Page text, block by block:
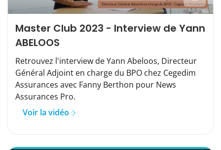
Master Club 2023 - Interview de Yann
ABELOOS
Retrouvez l'interview de Yann Abeloos, Directeur
Général Adjoint en charge du BPO chez Cegedim
Assurances avec Fanny Berthon pour News
Assurances Pro.
Voir la vidéo